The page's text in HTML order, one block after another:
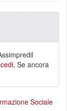
. Se ancora
Sociale